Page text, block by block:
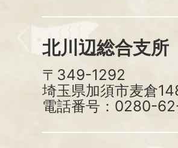
北川辺総合支所
〒349-1292
埼玉県加須市麦倉
電話番号：0280-62-